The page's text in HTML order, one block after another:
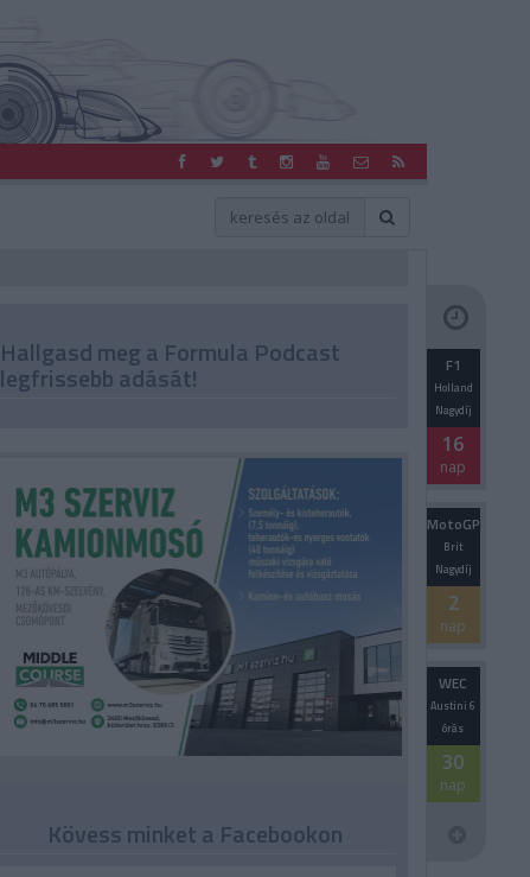
Hallgasd meg a Formula Podcast
legfrissebb adását! F1
Holland
Nagydíj
16
nap
MotoGP
Brit
Nagydíj
2
nap
WEC
Austini 6
órás
30
nap
Kövess minket a Facebookon